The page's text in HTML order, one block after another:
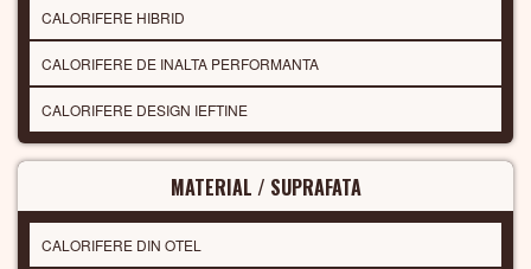
CALORIFERE HIBRID
CALORIFERE DE INALTA PERFORMANTA
CALORIFERE DESIGN IEFTINE
MATERIAL / SUPRAFATA
CALORIFERE DIN OTEL